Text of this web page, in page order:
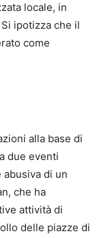
locale, in
ipotizza che il
come
alla base di
due eventi
abusiva di un
che ha
attività di
delle piazze di